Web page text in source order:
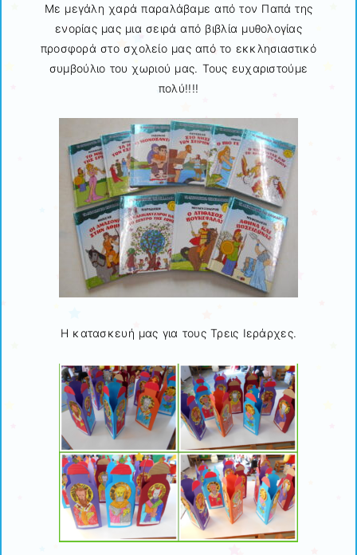
Με μεγάλη χαρά παραλάβαμε από τον Παπά της
ενορίας μας μια σειρά από βιβλία μυθολογίας
προσφορά στο σχολείο μας από το εκκλησιαστικό
συμβούλιο του χωριού μας. Τους ευχαριστούμε
πολύ!!!!
Η κατασκευή μας για τους Τρεις Ιεράρχες.